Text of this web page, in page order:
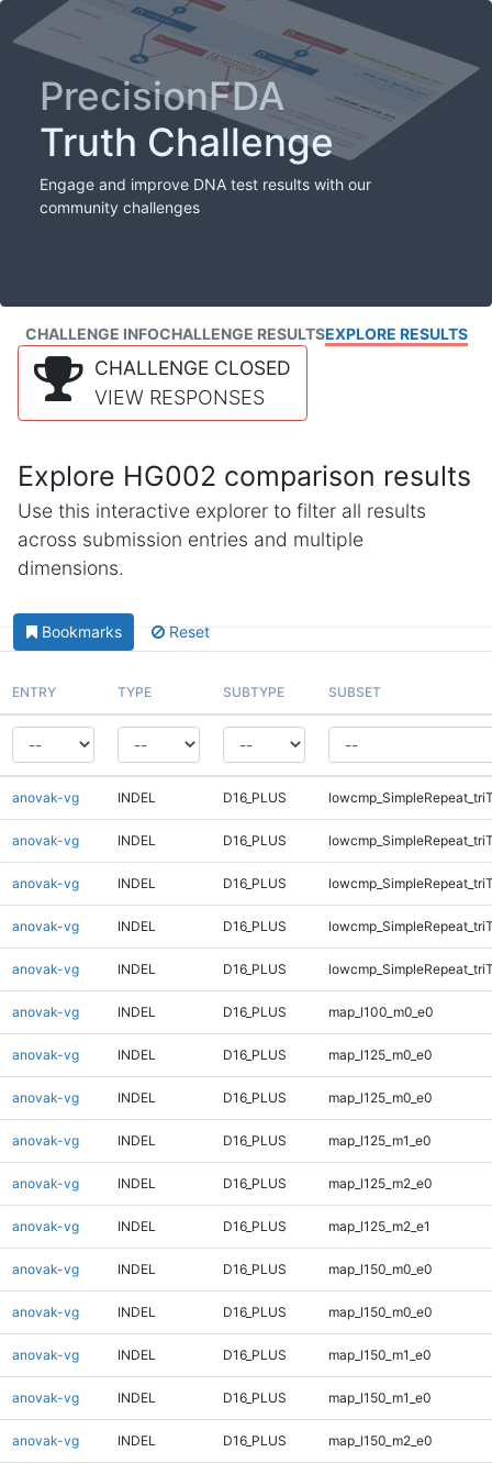
PrecisionFDA
Truth Challenge
Engage and improve DNA test results with our
community challenges
CHALLENGE INFOCHALLENGE RESULTSEXPLORE RESULTS
CHALLENGE CLOSED
VIEW RESPONSES
Explore HG002 comparison results
Use this interactive explorer to filter all results
across submission entries and multiple
dimensions.
Bookmarks Reset
ENTRY TYPE SUBTYPE SUBSET
anovak-vg INDEL D16_PLUS
anovak-vg INDEL D16_PLUS
anovak-vg INDEL D16_PLUS
anovak-vg INDEL D16_PLUS
anovak-vg INDEL D16_PLUS
anovak-vg INDEL D16_PLUS map_l100_m0_e0
anovak-vg INDEL D16_PLUS map_l125_m0_e0
anovak-vg INDEL D16_PLUS map_l125_m0_e0
anovak-vg INDEL D16_PLUS map_l125_m1_e0
anovak-vg INDEL D16_PLUS map_l125_m2_e0
anovak-vg INDEL D16_PLUS map_l125_m2_e1
anovak-vg INDEL D16_PLUS map_l150_m0_e0
anovak-vg INDEL D16_PLUS map_l150_m0_e0
anovak-vg INDEL D16_PLUS map_l150_m1_e0
anovak-vg INDEL D16_PLUS map_l150_m1_e0
anovak-vg INDEL D16_PLUS map_l150_m2_e0